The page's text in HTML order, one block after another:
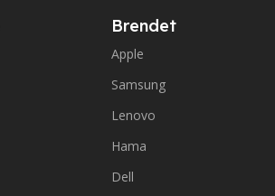
Brendet
Apple
Samsung
Lenovo
Hama
Dell